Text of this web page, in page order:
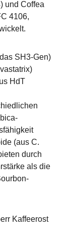
und Coffea
4106,
SH3-Gen)
HdT
(aus C.
durch
als die
Kaffeerost